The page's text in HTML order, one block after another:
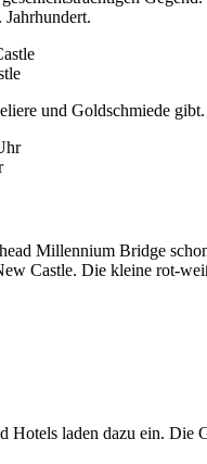
und Goldschmiede
Millennium Bridge
Castle. Die kleine rot-
Hotels laden dazu ein.